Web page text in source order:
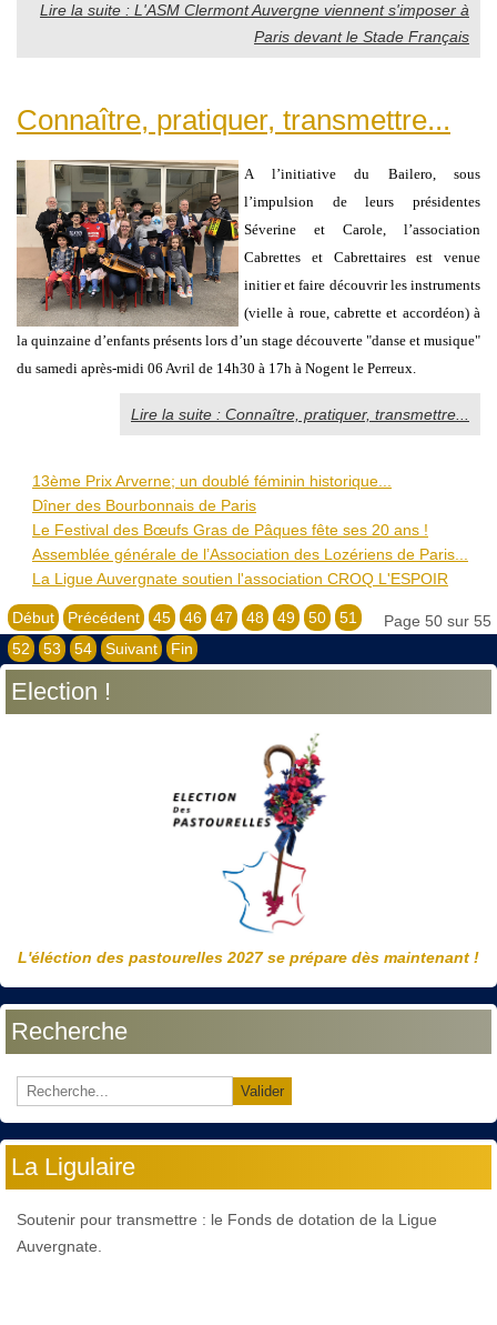
Lire la suite : L'ASM Clermont Auvergne viennent s'imposer à
Paris devant le Stade Français
Connaître, pratiquer, transmettre...
A l’initiative du Bailero, sous
l’impulsion de leurs présidentes
Séverine et Carole, l’association
Cabrettes et Cabrettaires est venue
initier et faire découvrir les instruments
(vielle à roue, cabrette et accordéon) à
la quinzaine d’enfants présents lors d’un stage découverte "danse et musique"
du samedi après-midi 06 Avril de 14h30 à 17h à Nogent le Perreux.
Lire la suite : Connaître, pratiquer, transmettre...
13ème Prix Arverne; un doublé féminin historique...
Dîner des Bourbonnais de Paris
Le Festival des Bœufs Gras de Pâques fête ses 20 ans !
Assemblée générale de l’Association des Lozériens de Paris...
La Ligue Auvergnate soutien l'association CROQ L'ESPOIR
Page 50 sur 55
Début Précédent 45 46 47 48 49 50
51
52
53 54 Suivant Fin
Election !
L'éléction des pastourelles 2027 se prépare dès maintenant !
Recherche
Valider
La Ligulaire
Soutenir pour transmettre : le Fonds de dotation de la Ligue
Auvergnate.